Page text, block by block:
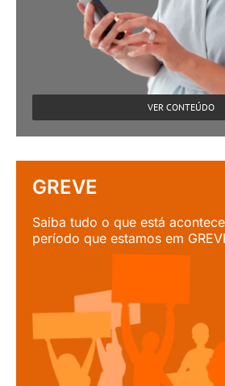
VER CONTEÚDO
GREVE
Saiba tudo o que está
período que estamos em